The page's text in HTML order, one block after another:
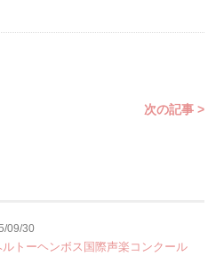
次の記事 >
09/30
ルトーヘンボス国際声楽コンクール